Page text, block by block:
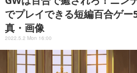
でプレイできる短編百合ゲー
真・画像
2022.5.2 Mon 16:00